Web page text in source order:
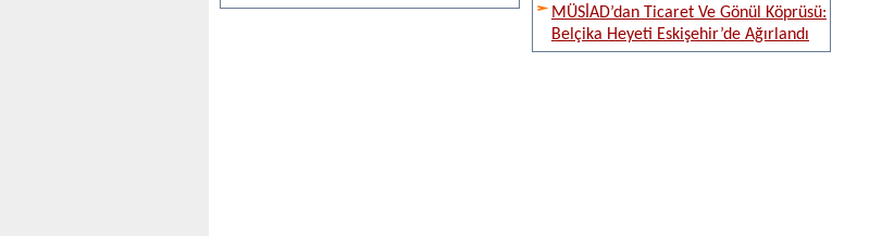
MÜSİAD’dan Ticaret Ve Gönül Köprüsü:
Belçika Heyeti Eskişehir’de Ağırlandı